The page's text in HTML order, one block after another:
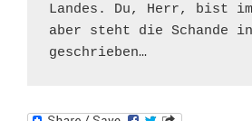
Landes. Du, Herr, bist
aber steht die Schande
geschrieben…